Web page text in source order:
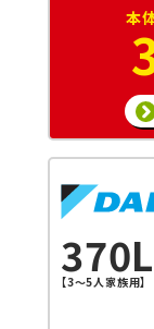
本
370L
【3〜5人家族用】